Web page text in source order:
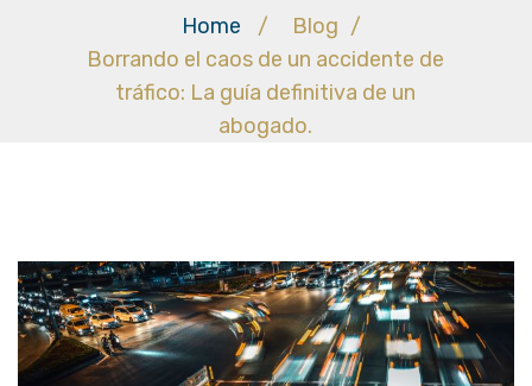
Home / Blog /
Borrando el caos de un accidente de
tráfico: La guía definitiva de un
abogado.